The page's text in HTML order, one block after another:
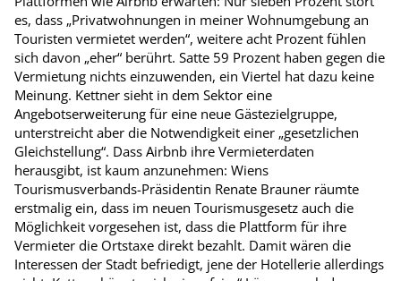
es, dass „Privatwohnungen in meiner Wohnumgebung an
Touristen vermietet werden“, weitere acht Prozent fühlen
sich davon „eher“ berührt. Satte 59 Prozent haben gegen die
Vermietung nichts einzuwenden, ein Viertel hat dazu keine
Meinung. Kettner sieht in dem Sektor eine
Angebotserweiterung für eine neue Gästezielgruppe,
unterstreicht aber die Notwendigkeit einer „gesetzlichen
Gleichstellung“. Dass Airbnb ihre Vermieterdaten
herausgibt, ist kaum anzunehmen: Wiens
Tourismusverbands-Präsidentin Renate Brauner räumte
erstmalig ein, dass im neuen Tourismusgesetz auch die
Möglichkeit vorgesehen ist, dass die Plattform für ihre
Vermieter die Ortstaxe direkt bezahlt. Damit wären die
Interessen der Stadt befriedigt, jene der Hotellerie allerdings